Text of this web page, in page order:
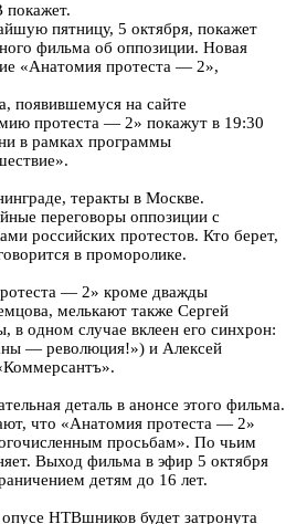
пятницу, 5 октября, покажет
фильма об оппозиции. Новая
«Анатомия протеста — 2»,
появившемуся на сайте
протеста — 2» покажут в 19:30
в рамках программы
теракты в Москве.
переговоры оппозиции с
российских протестов. Кто берет,
в проморолике.
— 2» кроме дважды
мелькают также Сергей
в одном случае вклеен его синхрон:
— революция!») и Алексей
деталь в анонсе этого фильма.
что «Анатомия протеста — 2»
просьбам». По чьим
Выход фильма в эфир 5 октября
детям до 16 лет.
НТВшников будет затронута